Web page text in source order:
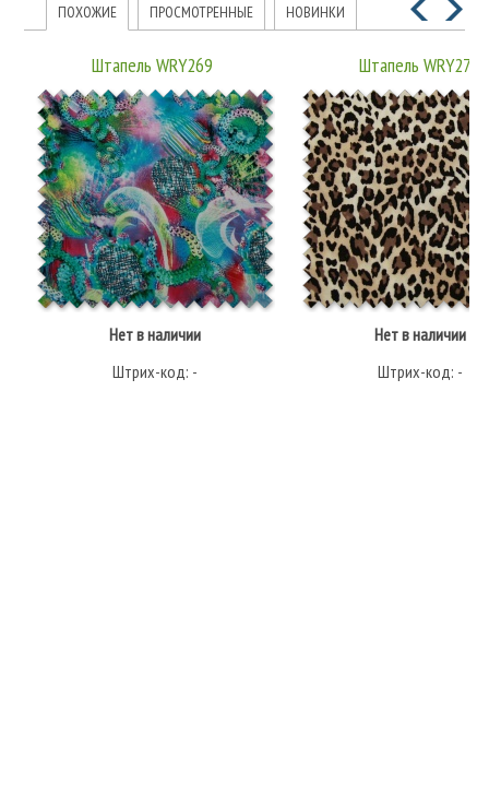
ПОХОЖИЕ ПРОСМОТРЕННЫЕ НОВИНКИ
Штапель WRY269
Нет в наличии
Штрих-код: -
Штапель WRY273
Нет в наличии
Штрих-код: -